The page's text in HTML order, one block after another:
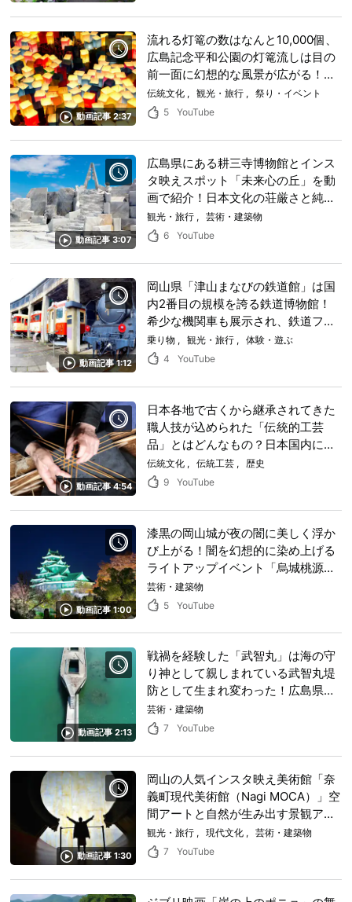
動画記事 2:37
流れる灯篭の数はなんと10,000個、
広島記念平和公園の灯篭流しは目の
前一面に幻想的な風景が広がる！
1200年続く灯篭流しは人々の平和へ
の祈りが込められた広島県広島市の
伝統文化 観光・旅行
祭り・イベント
5
YouTube
動画記事 3:07
広島県にある耕三寺博物館とインス
タ映えスポット「未来心の丘」を動
画で紹介！日本文化の荘厳さと純白
に輝く大理石の庭園のコラボレーシ
ョン
観光・旅行
芸術・建築物
6
YouTube
動画記事 1:12
岡山県「津山まなびの鉄道館」は国
内2番目の規模を誇る鉄道博物館！
希少な機関車も展示され、鉄道ファ
ンをはじめ子どもから大人まで大満
足間違いなし！
乗り物 観光・旅行
体験・遊ぶ
4
YouTube
動画記事 4:54
日本各地で古くから継承されてきた
職人技が込められた「伝統的工芸
品」とはどんなもの？日本国内に数
ある芸術的な「伝統的工芸品」の匠
の技をチェック！
伝統文化 伝統工芸
歴史
9
YouTube
動画記事 1:00
漆黒の岡山城が夜の闇に美しく浮か
び上がる！闇を幻想的に染め上げる
ライトアップイベント「烏城桃源
郷」は岡山城を最高のフォトジェニ
ックスポット変える！
芸術・建築物
5
YouTube
動画記事 2:13
戦禍を経験した「武智丸」は海の守
り神として親しまれている武智丸堤
防として生まれ変わった！広島県呉
市の海の守り神として住民を見守る
武智丸の歴史を探る。
芸術・建築物
7
YouTube
動画記事 1:30
岡山の人気インスタ映え美術館「奈
義町現代美術館（Nagi MOCA）」空
間アートと自然が生み出す景観アー
トのコラボ
観光・旅行 現代文化
芸術・建築物
7
YouTube